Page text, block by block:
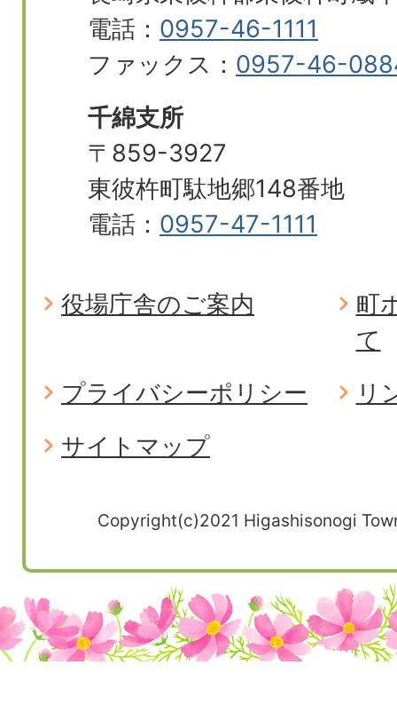
電話： 0957-46-1111
ファックス： 0957-46-
千綿支所
〒859-3927
東彼杵町駄地郷148番地
電話： 0957-47-1111
役場庁舎のご案内
町
て
プライバシーポリシー
リ
サイトマップ
Copyright(c)2021 Higashisonogi